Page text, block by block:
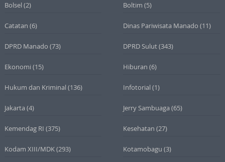
Bolsel (2) Boltim (5)
Catatan (6) Dinas Pariwisata Manado (11)
DPRD Manado (73) DPRD Sulut(343)
Ekonomi (15) Hiburan (6)
Hukum dan Kriminal (136) Infotorial (1)
Jakarta (4) Jerry Sambuaga (65)
Kemendag RI (375) Kesehatan (27)
Kodam XIII/MDK(293) Kotamobagu (3)